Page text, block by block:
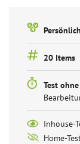
20 Items
Test
Inhouse-
Home-